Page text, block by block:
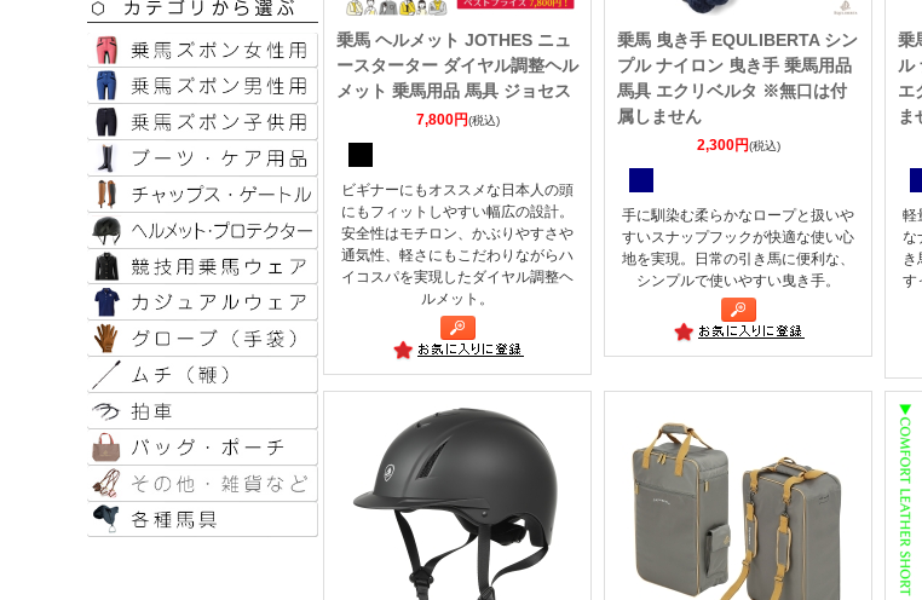
乗馬 ヘルメット JOTHES ニュ
ースターター ダイヤル調整ヘル
メット 乗馬用品 馬具 ジョセス
7,800円(税込)
ビギナーにもオススメな日本人の頭
にもフィットしやすい幅広の設計。
安全性はモチロン、かぶりやすさや
通気性、軽さにもこだわりながらハ
イコスパを実現したダイヤル調整ヘ
ルメット。
乗馬 曳き手 EQULIBERTA シン
プル ナイロン 曳き手 乗馬用品
馬具 エクリベルタ ※無口は付
属しません
2,300円(税込)
手に馴染む柔らかなロープと扱いや
すいスナップフックが快適な使い心
地を実現。日常の引き馬に便利な、
シンプルで使いやすい曳き手。
乗
ル
エ
ま
軽
な
き
す